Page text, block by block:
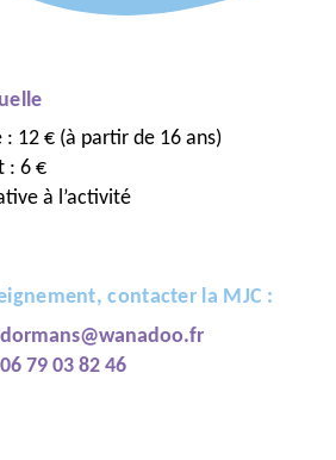
: 12 € (à partir de 16 ans)
: 6 €
à l’activité
contacter la MJC :
06 79 03 82 46